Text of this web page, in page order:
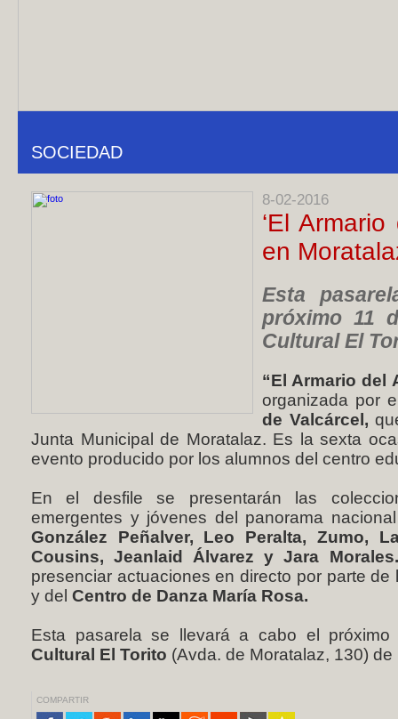
SOCIEDAD
8-02-2016
‘El
en
Esta
próximo 11
Cultural El
“El Armario del
organizada por
de Valcárcel,
Junta Municipal de Moratalaz. Es la sexta
evento producido por los alumnos del centro
En el desfile se presentarán las
emergentes y jóvenes del panorama
González Peñalver, Leo Peralta, Zumo,
Cousins, Jeanlaid Álvarez y Jara Morales.
presenciar actuaciones en directo por parte
y del Centro de Danza María Rosa.
Esta pasarela se llevará a cabo el
Cultural El Torito (Avda. de Moratalaz, 130)
COMPARTIR